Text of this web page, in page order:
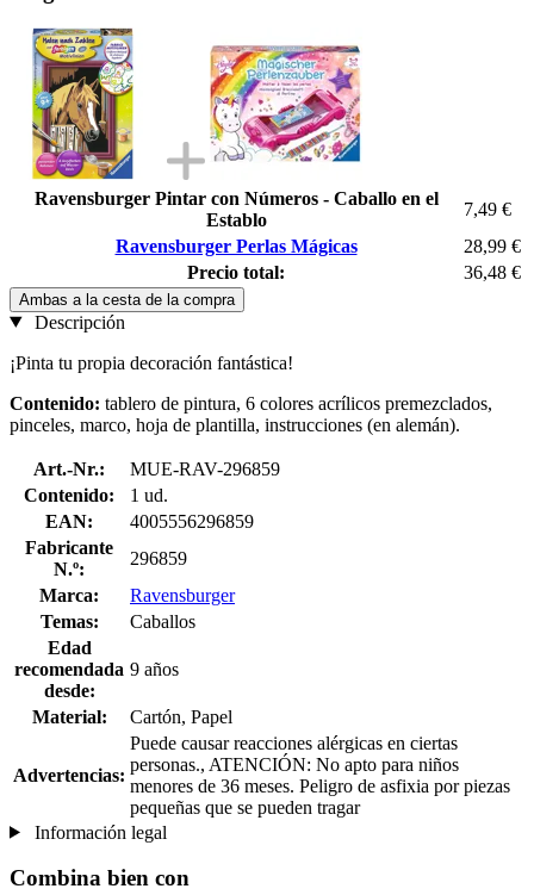
Ravensburger Pintar con Números - Caballo en el
Establo
7,49 €
Ravensburger Perlas Mágicas
28,99 €
Precio total:
36,48 €
Ambas a la cesta de la compra
Descripción
¡Pinta tu propia decoración fantástica!
Contenido: tablero de pintura, 6 colores acrílicos premezclados,
pinceles, marco, hoja de plantilla, instrucciones (en alemán).
Art.-Nr.:
MUE-RAV-296859
Contenido:
1 ud.
EAN:
4005556296859
Fabricante
N.º:
296859
Marca:
Ravensburger
Temas:
Caballos
Edad
recomendada
desde:
9 años
Material: Cartón, Papel
Advertencias:
Puede causar reacciones alérgicas en ciertas
personas., ATENCIÓN: No apto para niños
menores de 36 meses. Peligro de asfixia por piezas
pequeñas que se pueden tragar
Información legal
Combina bien con